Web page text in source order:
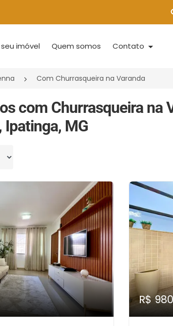
imóvel Quem somos Contato
Com Churrasqueira na Varanda
com Churrasqueira na
MG
R$